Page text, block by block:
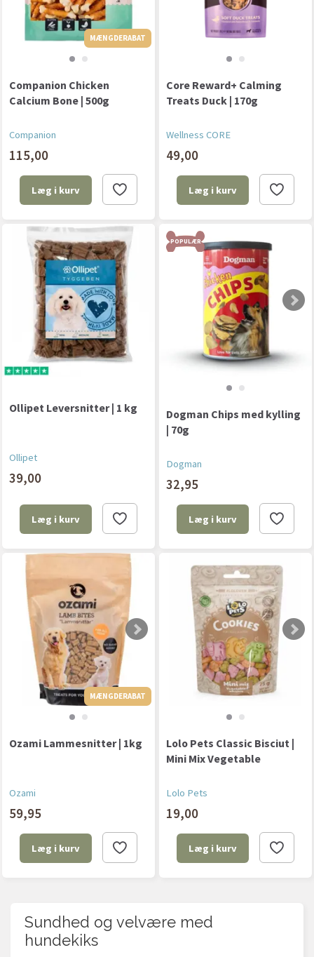
MÆNGDERABAT MÆNGDERABAT
Companion Chicken
Calcium Bone | 500g
Companion
115,00
Læg i kurv
Core Reward+ Calming
Treats Duck | 170g
Wellness CORE
49,00
Læg i kurv
Ollipet Leversnitter | 1 kg
Ollipet
39,00
Læg i kurv
POPULÆR
Dogman Chips med kylling
| 70g
Dogman
32,95
Læg i kurv
MÆNGDERABAT MÆNGDERABAT
Ozami Lammesnitter | 1kg
Ozami
59,95
Læg i kurv
Lolo Pets Classic Bisciut |
Mini Mix Vegetable
Lolo Pets
19,00
Læg i kurv
Sundhed og velvære med
hundekiks